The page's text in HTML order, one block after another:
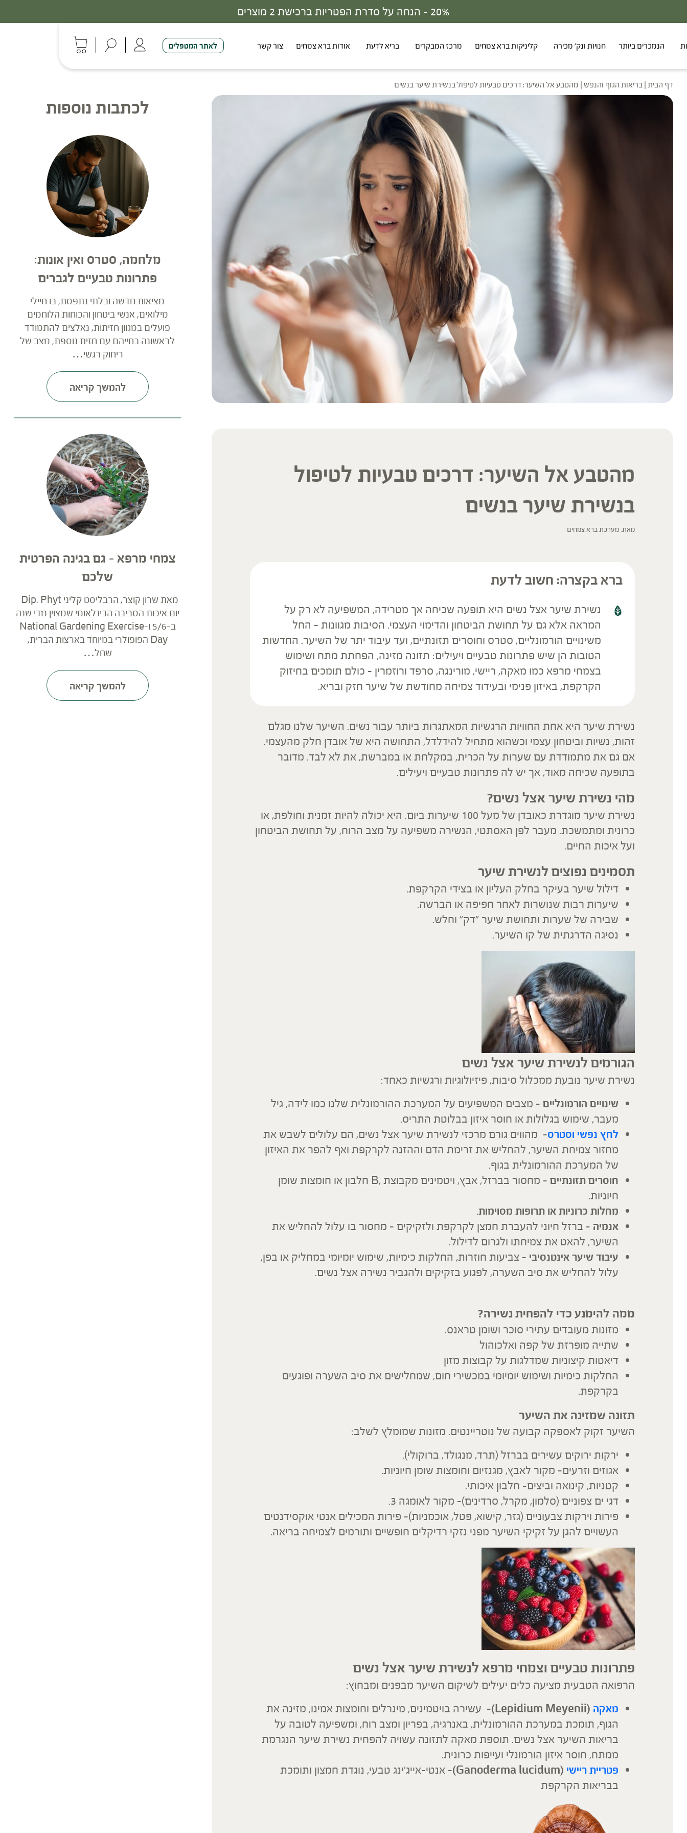
30% - הנחה על סדרת הפטריות ברכישת 3 מוצרים
הנמכרים ביותר חנויות ונק' מכירה קליניקות ברא צמחים מרכז המבקרים בריא לדעת אודות ברא צמחים צור קשר לאתר המטפלים
דף הבית | בריאות הגוף והנפש | מהטבע אל השיער: דרכים טבעיות לטיפול בנשירת שיער בנשים
מהטבע אל השיער: דרכים טבעיות לטיפול
בנשירת שיער בנשים
מאת: מערכת ברא צמחים
ברא בקצרה: חשוב לדעת
נשירת שיער אצל נשים היא תופעה שכיחה אך מטרידה, המשפיעה לא רק על
המראה אלא גם על תחושת הביטחון והדימוי העצמי. הסיבות מגוונות – החל
משינויים הורמונליים, סטרס וחוסרים תזונתיים, ועד עיבוד יתר של השיער. החדשות
הטובות הן שיש פתרונות טבעיים ויעילים: תזונה מזינה, הפחתת מתח ושימוש
בצמחי מרפא כמו מאקה, ריישי, מורינגה, סרפד ורוזמרין – כולם תומכים בחיזוק
הקרקפת, באיזון פנימי ובעידוד צמיחה מחודשת של שיער חזק ובריא.
נשירת שיער היא אחת החוויות הרגשיות המאתגרות ביותר עבור נשים. השיער שלנו מגלם
זהות, נשיות וביטחון עצמי וכשהוא מתחיל להידלדל, התחושה היא של אובדן חלק מהעצמי.
אם גם את מתמודדת עם שערות על הכרית, במקלחת או במברשת, את לא לבד. מדובר
בתופעה שכיחה מאוד, אך יש לה פתרונות טבעיים ויעילים.
מהי נשירת שיער אצל נשים?
נשירת שיער מוגדרת כאובדן של מעל 100 שיערות ביום. היא יכולה להיות זמנית וחולפת, או
כרונית ומתמשכת. מעבר לפן האסתטי, הנשירה משפיעה על מצב הרוח, על תחושת הביטחון
ועל איכות החיים.
תסמינים נפוצים לנשירת שיער
דילול שיער בעיקר בחלק העליון או בצידי הקרקפת.
שיערות רבות שנושרות לאחר חפיפה או הברשה.
שבירה של שערות ותחושת שיער "דק" וחלש.
נסיגה הדרגתית של קו השיער.
הגורמים לנשירת שיער אצל נשים
נשירת שיער נובעת ממכלול סיבות, פיזיולוגיות ורגשיות כאחד:
שינויים הורמונליים – מצבים המשפיעים על המערכת ההורמונלית שלנו כמו לידה, גיל
מעבר, שימוש בגלולות או חוסר איזון בבלוטת התריס.
לחץ נפשי וסטרס– מהווים גורם מרכזי לנשירת שיער אצל נשים, הם עלולים לשבש את
מחזור צמיחת השיער, להחליש את זרימת הדם וההזנה לקרקפת ואף להפר את האיזון
של המערכת ההורמונלית בגוף.
חוסרים תזונתיים
– מחסור בברזל, אבץ, ויטמינים מקבוצת ,B חלבון או חומצות שומן
חיוניות.
מחלות כרוניות או תרופות מסוימות.
אנמיה – ברזל חיוני להעברת חמצן לקרקפת ולזקיקים – מחסור בו עלול להחליש את
השיער, להאט את צמיחתו ולגרום לדילול.
עיבוד שיער אינטנסיבי – צביעות חוזרות, החלקות כימיות, שימוש יומיומי במחליק או בפן,
עלול להחליש את סיב השערה, לפגוע בזקיקים ולהגביר נשירה אצל נשים.
ממה להימנע כדי להפחית נשירה?
מזונות מעובדים עתירי סוכר ושומן טראנס.
שתייה מופרזת של קפה ואלכוהול
דיאטות קיצוניות שמדלגות על קבוצות מזון
החלקות כימיות ושימוש יומיומי במכשירי חום, שמחלישים את סיב השערה ופוגעים
בקרקפת.
תזונה שמזינה את השיער
השיער זקוק לאספקה קבועה של נוטריינטים. מזונות שמומלץ לשלב:
ירקות ירוקים עשירים בברזל (תרד, מנגולד, ברוקולי).
אגוזים וזרעים- מקור לאבץ, מגנזיום וחומצות שומן חיוניות.
קטניות, קינואה וביצים- חלבון איכותי.
דגי ים צפוניים (סלמון, מקרל, סרדינים)- מקור לאומגה 3.
פירות וירקות צבעוניים (גזר, קישוא, פטל, אוכמניות)- פירות המכילים אנטי אוקסידנטים
העשויים להגן על זקיקי השיער מפני נזקי רדיקלים חופשיים ותורמים לצמיחה בריאה.
פתרונות טבעיים וצמחי מרפא לנשירת שיער אצל נשים
הרפואה הטבעית מציעה כלים יעילים לשיקום השיער מבפנים ומבחוץ:
מאקה (Lepidium Meyenii)-
עשירה בויטמינים, מינרלים וחומצות אמינו, מזינה את
הגוף, תומכת במערכת ההורמונלית, באנרגיה, בפריון ומצב רוח, ומשפיעה לטובה על
בריאות השיער אצל נשים. תוספת מאקה לתזונה עשויה להפחית נשירת שיער הנגרמת
ממתח, חוסר איזון הורמונלי ועייפות כרונית.
פטריית ריישי (Ganoderma lucidum)-
אנטי-אייג'ינג טבעי, נוגדת חמצון ותומכת
בבריאות הקרקפת
לכתבות נוספות
מלחמה, סטרס ואין אונות:
פתרונות טבעיים לגברים
מציאות חדשה ובלתי נתפסת, בו חיילי
מילואים, אנשי ביטחון והכוחות הלוחמים
פועלים במגוון חזיתות, נאלצים להתמודד
לראשונה בחייהם עם חזית נוספת, מצב של
ריחוק רגשי…
להמשך קריאה
צמחי מרפא – גם בגינה הפרטית
שלכם
יום איכות הסביבה הבינלאומי שמצוין מדי שנה
ב-5/6 ו-National Gardening Exercise
Day הפופולרי במיוחד בארצות הברית,
שחל…
להמשך קריאה